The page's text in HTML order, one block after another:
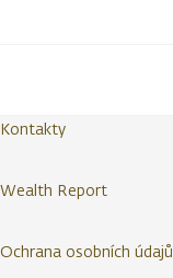
Kontakty
Wealth Report
Ochrana osobních údajů